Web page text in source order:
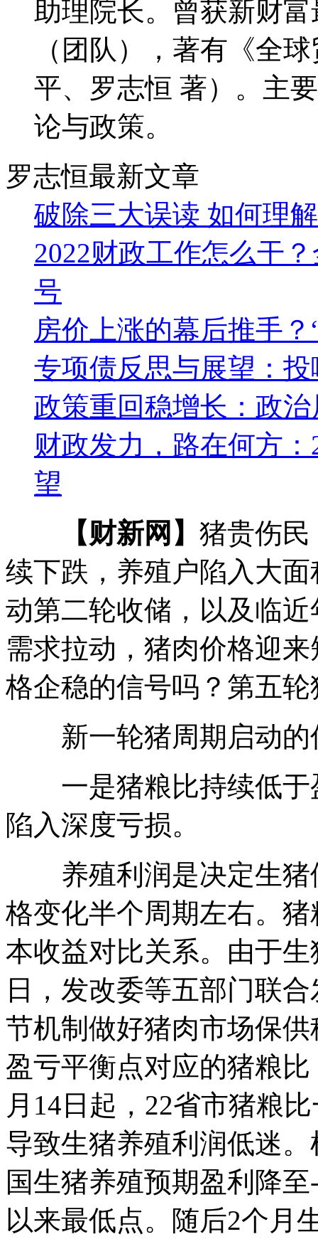
助理院长。曾获新财
（团队），著有《全
平、罗志恒 著）。主
论与政策。
罗志恒最新文章
破除三大误读 如何理
2022财政工作怎么干
号
房价上涨的幕后推手
专项债反思与展望：
政策重回稳增长：政
财政发力，路在何方
望
【财新网】 猪贵伤
续下跌，养殖户陷入大
动第二轮收储，以及临
需求拉动，猪肉价格迎
格企稳的信号吗？第五
新一轮猪周期启动的
一是猪粮比持续低于
陷入深度亏损。
养殖利润是决定生猪
格变化半个周期左右。
本收益对比关系。由于
日，发改委等五部门联
节机制做好猪肉市场保
盈亏平衡点对应的猪粮
月14日起，22省市猪粮
导致生猪养殖利润低迷
国生猪养殖预期盈利降
以来最低点。随后2个月